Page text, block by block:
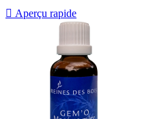
 Aperçu rapide